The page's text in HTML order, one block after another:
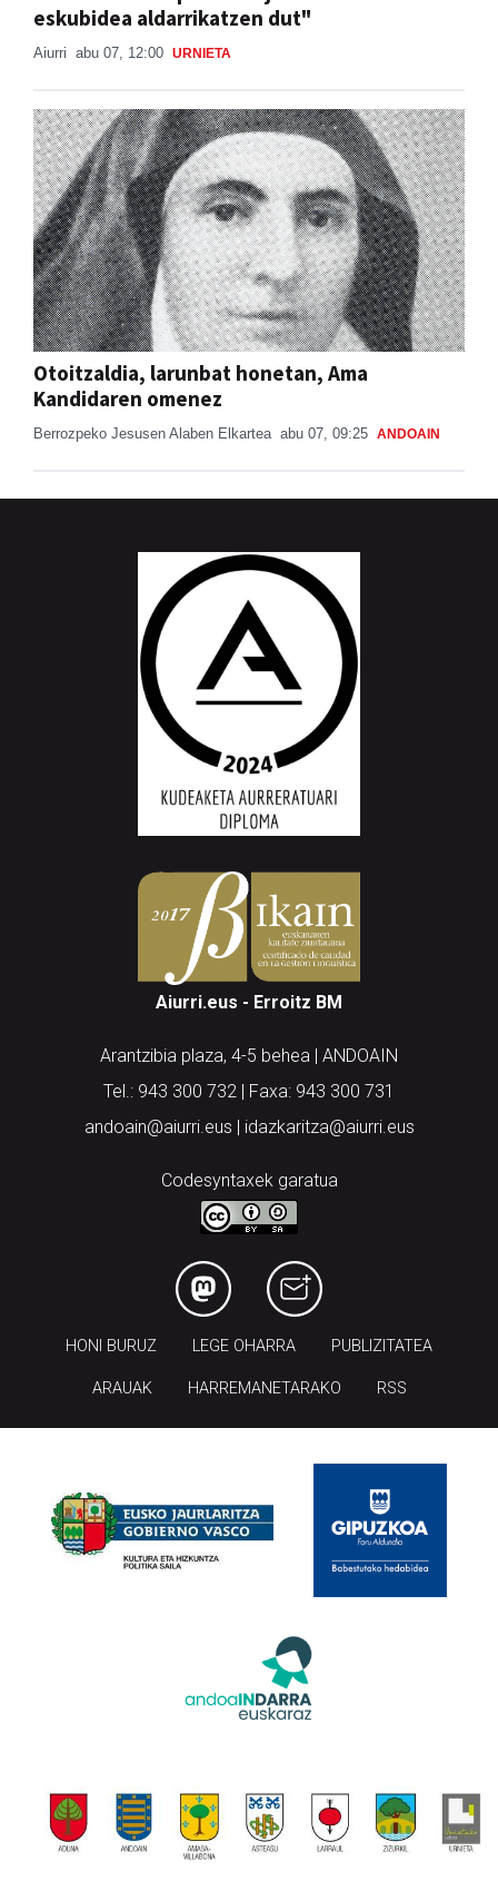
eskubidea aldarrikatzen dut"
Aiurri abu 07, 12:00 URNIETA
Otoitzaldia, larunbat honetan, Ama
Kandidaren omenez
Berrozpeko Jesusen Alaben Elkartea abu 07, 09:25 ANDOAIN
Aiurri.eus - Erroitz BM
Arantzibia plaza, 4-5 behea | ANDOAIN
Tel.: 943 300 732 | Faxa: 943 300 731
andoain@aiurri.eus | idazkaritza@aiurri.eus
Codesyntaxek garatua
HONI BURUZ LEGE OHARRA PUBLIZITATEA
ARAUAK HARREMANETARAKO RSS